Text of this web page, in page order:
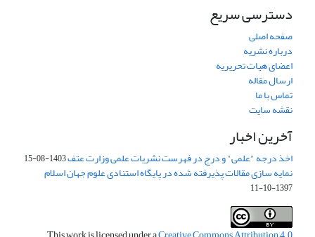
دسترسی سریع
صفحه اصلی
درباره نشریه
اعضای هیات تحریریه
ارسال مقاله
تماس با ما
نقشه سایت
آخرین اخبار
اخذ درجه "علمی" و درج در فهرست نشریات علمی وزارت عتف1403-08-15
نمایه سازی مقالات پذیرفته شده در پایگاه استنادی علوم جهان اسلام
1397-10-11